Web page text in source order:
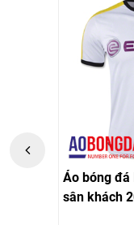
Áo bóng đá
sân khách